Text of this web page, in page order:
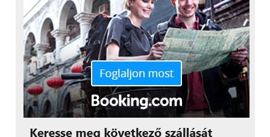
látom, hogy a 18-55 milliméteres optikával is
hirdetik a gépet, így együtt 188.000.- forintos áron.
Azaz vásárolhatunk olyan változatot, amellyel akár
fényképezni is lehet. És itt jöjjön egy figyelmeztetés,
amit nem árt, ha megszívlelünk. Ha ugyanis ehhez a
géphez szeretnénk optikákat vásárolni, következik a
döbbenet. Például a Samsung 85 mm f/1.4 ED SSA
Portrait NX (EX-T85NB) lencserendszert 269.000,- jó
magyar forintért tehetjük magunkévá, de egy